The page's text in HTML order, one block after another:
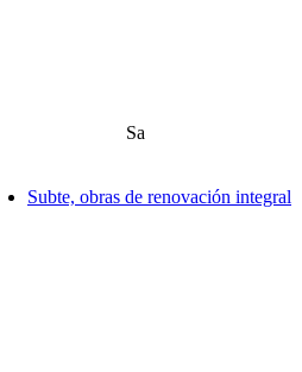
Sa
Subte, obras de renovación integral